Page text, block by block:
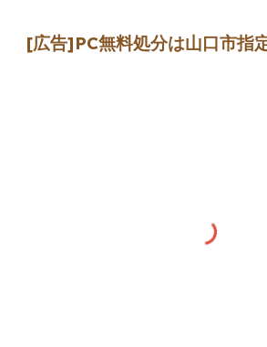
[広告]PC無料処分は山口市指